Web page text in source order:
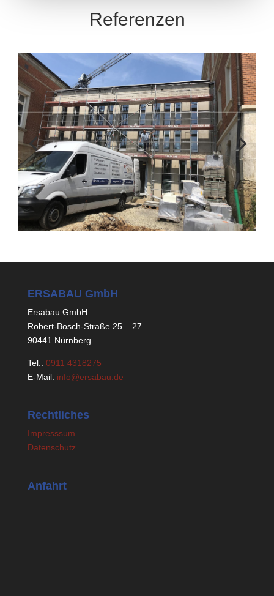
Referenzen
ERSABAU GmbH
Ersabau GmbH
Robert-Bosch-Straße 25 – 27
90441 Nürnberg
Tel.: 0911 4318275
E-Mail: info@ersabau.de
Rechtliches
Impresssum
Datenschutz
Anfahrt